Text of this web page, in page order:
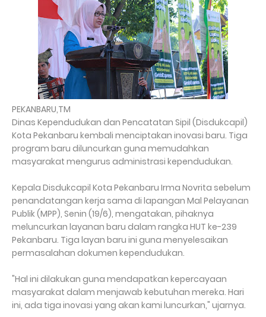
PEKANBARU,TM
Dinas Kependudukan dan Pencatatan Sipil (Disdukcapil)
Kota Pekanbaru kembali menciptakan inovasi baru. Tiga
program baru diluncurkan guna memudahkan
masyarakat mengurus administrasi kependudukan.
Kepala Disdukcapil Kota Pekanbaru Irma Novrita sebelum
penandatangan kerja sama di lapangan Mal Pelayanan
Publik (MPP), Senin (19/6), mengatakan, pihaknya
meluncurkan layanan baru dalam rangka HUT ke-239
Pekanbaru. Tiga layan baru ini guna menyelesaikan
permasalahan dokumen kependudukan.
"Hal ini dilakukan guna mendapatkan kepercayaan
masyarakat dalam menjawab kebutuhan mereka. Hari
ini, ada tiga inovasi yang akan kami luncurkan," ujarnya.